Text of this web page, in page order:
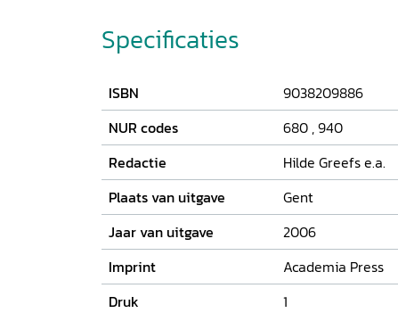
are introduced by Martin Reuss, a water
United States, while the broader comparative
Specificaties
ISBN
9038209886
NUR codes
680 ,940
Redactie
Hilde Greefs e.a.
Plaats van uitgave
Gent
Jaar van uitgave
2006
Imprint
Academia Press
Druk
1